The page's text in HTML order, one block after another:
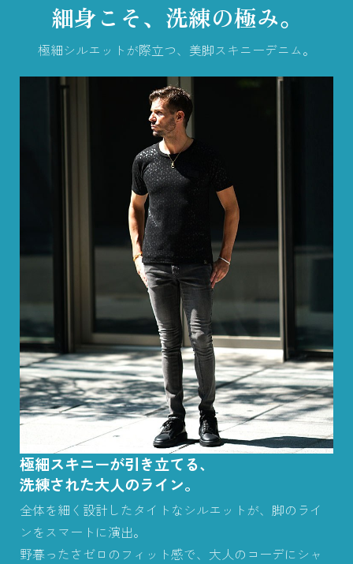
細身こそ、洗練の極み。
極細シルエットが際立つ、美脚スキニーデニム。
極細スキニーが引き立てる、
洗練された大人のライン。
全体を細く設計したタイトなシルエットが、脚のライ
ンをスマートに演出。
野暮ったさゼロのフィット感で、大人のコーデにシャ